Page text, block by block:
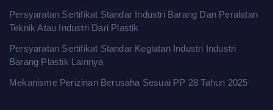
Persyaratan Sertifikat Standar Industri Barang Dan Peralatan
Teknik Atau Industri Dari Plastik
Persyaratan Sertifikat Standar Kegiatan Industri Industri
Barang Plastik Lainnya
Mekanisme Perizinan Berusaha Sesuai PP 28 Tahun 2025